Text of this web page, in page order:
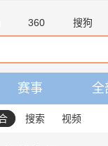
360 搜狗
赛事 全
搜索 视频